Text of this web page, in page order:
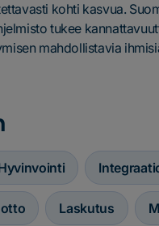
kohti kasvua.
tukee
mahdollistavia
Laskutus